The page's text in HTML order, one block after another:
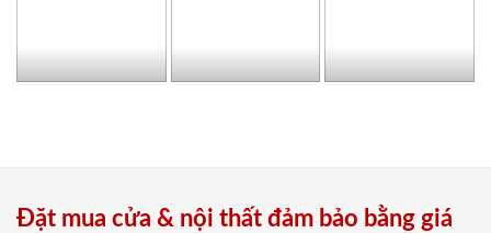
Đặt mua cửa & nội thất đảm bảo bằng giá